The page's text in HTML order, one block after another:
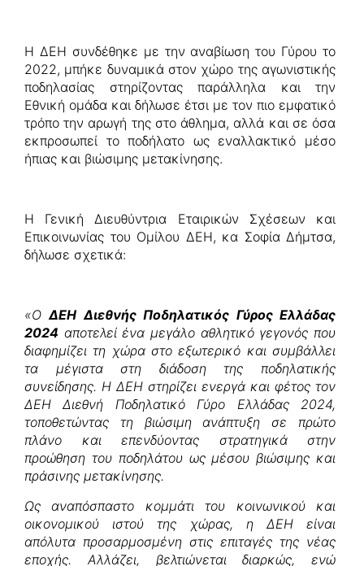
Η ΔΕΗ συνδέθηκε με την αναβίωση του Γύρου το
2022, μπήκε δυναμικά στον χώρο της αγωνιστικής
ποδηλασίας στηρίζοντας παράλληλα και την
Εθνική ομάδα και δήλωσε έτσι με τον πιο εμφατικό
τρόπο την αρωγή της στο άθλημα, αλλά και σε όσα
εκπροσωπεί το ποδήλατο ως εναλλακτικό μέσο
ήπιας και βιώσιμης μετακίνησης.
Η Γενική Διευθύντρια Εταιρικών Σχέσεων και
Επικοινωνίας του Ομίλου ΔΕΗ, κα Σοφία Δήμτσα,
δήλωσε σχετικά:
«ΟΔΕΗ Διεθνής Ποδηλατικός Γύρος Ελλάδας
2024 αποτελεί ένα μεγάλο αθλητικό γεγονός που
διαφημίζει τη χώρα στο εξωτερικό και συμβάλλει
τα μέγιστα στη διάδοση της ποδηλατικής
συνείδησης. Η ΔΕΗ στηρίζει ενεργά και φέτος τον
ΔΕΗ Διεθνή Ποδηλατικό Γύρο Ελλάδας 2024,
τοποθετώντας τη βιώσιμη ανάπτυξη σε πρώτο
πλάνο και επενδύοντας στρατηγικά στην
προώθηση του ποδηλάτου ως μέσου βιώσιμης και
πράσινης μετακίνησης.
Ως αναπόσπαστο κομμάτι του κοινωνικού και
οικονομικού ιστού της χώρας, η ΔΕΗ είναι
απόλυτα προσαρμοσμένη στις επιταγές της νέας
εποχής. Αλλάζει, βελτιώνεται διαρκώς, ενώ